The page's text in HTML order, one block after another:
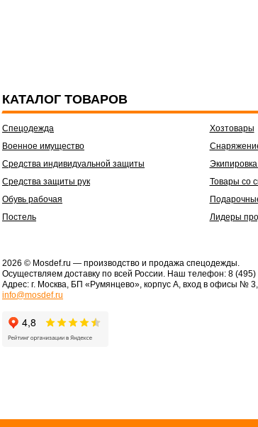
КАТАЛОГ ТОВАРОВ
Спецодежда
Военное имущество
Средства индивидуальной защиты
Средства защиты рук
Обувь рабочая
Постель
Хозтовары
Товары со
Лидеры
2026 © Mosdef.ru — производство и продажа спецодежды.
Осуществляем доставку по всей России. Наш телефон: 8 (495)
Адрес: г. Москва, БП «Румянцево», корпус А, вход в офисы №
info@mosdef.ru